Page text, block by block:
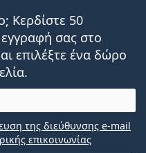
Κερδίστε 50
σας στο
επιλέξτε ένα δώρο
της διεύθυνσης e-mail
επικοινωνίας